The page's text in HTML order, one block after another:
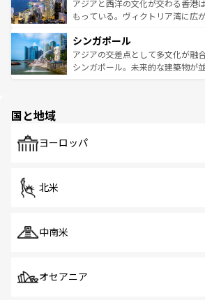
が旅行者を迎えてくれるので、き
参照してほしい。
帯で自然と触れ合い、南部ではプ
いビーチでリゾート気分を楽しむ
激する。気候は一年中温暖で、ど
が待っている。親しみやすいタイ
た文化、そして多様な観光資源が
アジアと西洋の文化が交わる香港
もっている。ヴィクトリア湾に広
み、どこを訪れても感動するはず
ており、効率よく見どころを回れ
うな絶景から文化的な体験まで、
シンガポール
アジアの交差点として多文化が融
シンガポール。未来的な建築物が
で、ホーカーズは地元の風情を楽
国と地域
ヨーロッパ
北米
中南米
オセアニア